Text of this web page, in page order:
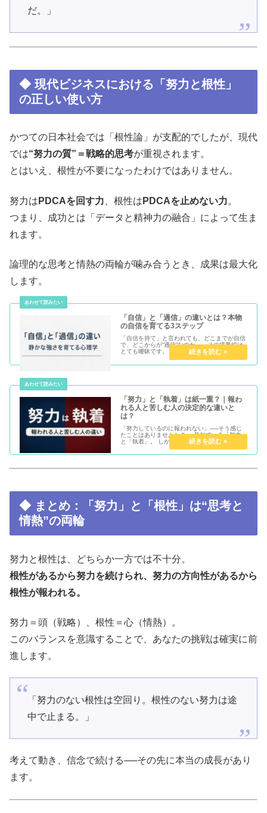
だ。」
◆ 現代ビジネスにおける「努力と根性」
の正しい使い方
かつての日本社会では「根性論」が支配的でしたが、現代
では“努力の質”＝戦略的思考が重視されます。
とはいえ、根性が不要になったわけではありません。
努力は PDCAを回す力 、根性は PDCAを止めない力。
つまり、成功とは「データと精神力の融合」によって生ま
れます。
論理的な思考と情熱の両輪が噛み合うとき、成果は最大化
します。
「自信」と「過信」の違いとは？本物
の自信を育てる3ステップ
「自信を持て」と言われても、どこまでが自信
で、どこからが“過信”なのか——その境界線は
とても曖昧です。 謙虚すぎるとチャンスを逃
し、強がりすぎると信頼を失う。 この記事で
は、心理学的な視点から「自信」と「過信」の
「努力」と「執着」は紙一重？｜報わ
れる人と苦しむ人の決定的な違いと
は？
「努力しているのに報われない」──そう感じ
たことはありませんか？ 一見似ている「努力」
と「執着」。 しかし、心の向かう先はまったく
逆です。 努力は「未来へ進む力」。 執着は
「過去に縛られる力」。 この記事で...
◆ まとめ：「努力」と「根性」は“思考と
情熱”の両輪
努力と根性は、どちらか一方では不十分。
根性があるから努力を続けられ、努力の方向性があるから
根性が報われる。
努力＝頭（戦略）、根性＝心（情熱）。
このバランスを意識することで、あなたの挑戦は確実に前
進します。
「努力のない根性は空回り。根性のない努力は途
中で止まる。」
考えて動き、信念で続ける──その先に本当の成長があり
ます。